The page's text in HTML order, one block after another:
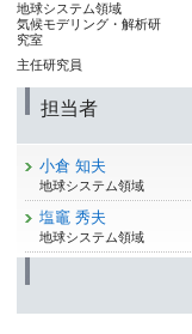
地球システム領域
気候モデリング・解析研
究室
主任研究員
担当者
小倉 知夫
地球システム領域
塩竈 秀夫
地球システム領域